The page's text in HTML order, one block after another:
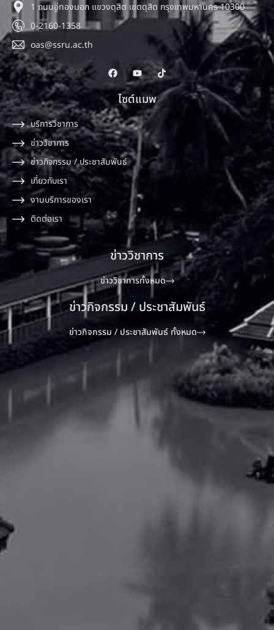
1 ถนนอู่ทองนอก แขวงดุสิต เขตดุสิต กรุงเทพมหานคร 10300
0-2160-1358
oas@ssru.ac.th
ไซต์แมพ
บริการวิชาการ
ข่าววิชาการ
ข่าวกิจกรรม / ประชาสัมพันธ์
เกี่ยวกับเรา
งานบริการของเรา
ติดต่อเรา
ข่าววิชาการ
ข่าววิชาการทั้งหมด
ข่าวกิจกรรม / ประชาสัมพันธ์
ข่าวกิจกรรม / ประชาสัมพันธ์ ทั้งหมด